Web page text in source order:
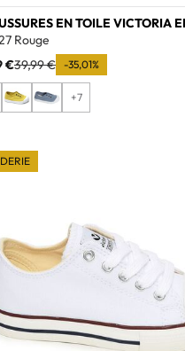
EN TOILE VICTORIA
Rouge
€39,99 € -35,01%
+7